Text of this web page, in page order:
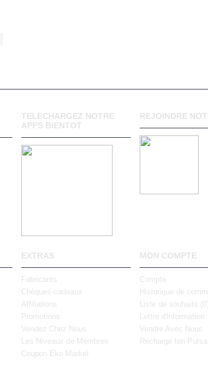
TELECHARGEZ NOTRE
APPS BIENTOT
REJOINDRE
EXTRAS
Fabricants
Chèques-cadeaux
Affiliations
Promotions
Vendez Chez Nous
Les Niveaux de Membres
Coupon Eko Market
MON COMPTE
Compte
Historique de
Liste de souhaits (0)
Lettre d'information
Vendre Avec Nous
Recharge ton Pursa